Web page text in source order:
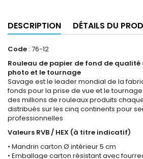
DESCRIPTION DÉTAILS DU
Code : 76-12
Rouleau de papier de fond de qualité
photo et le tournage
Savage est le leader mondial de la
fonds pour la prise de vue et le
des millions de rouleaux produits
distribués sur les cinq continents pour
professionnelles
Valeurs RVB / HEX (à titre indicatif)
• Mandrin carton Ø intérieur 5 cm
• Emballage carton résistant avec